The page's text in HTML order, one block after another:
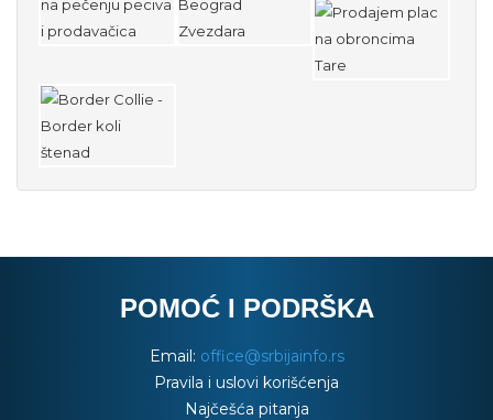
POMOĆ I PODRŠKA
Email: office@srbijainfo.rs
Pravila i uslovi korišćenja
Najčešća pitanja